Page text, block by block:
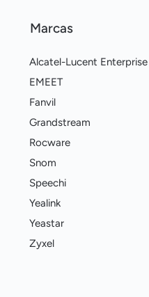
Marcas
Alcatel-Lucent Enterprise
EMEET
Fanvil
Grandstream
Rocware
Snom
Speechi
Yealink
Yeastar
Zyxel